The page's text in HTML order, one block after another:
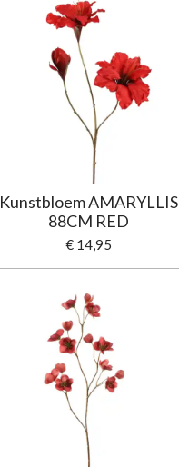
Kunstbloem AMARYLLIS
88CM RED
€ 14,95